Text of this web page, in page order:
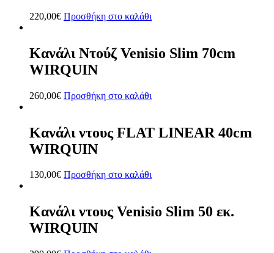
220,00€ Προσθήκη στο καλάθι
Κανάλι Ντούζ Venisio Slim 70cm
WIRQUIN
260,00€ Προσθήκη στο καλάθι
Κανάλι ντους FLAT LINEAR 40cm
WIRQUIN
130,00€ Προσθήκη στο καλάθι
Κανάλι ντους Venisio Slim 50 εκ.
WIRQUIN